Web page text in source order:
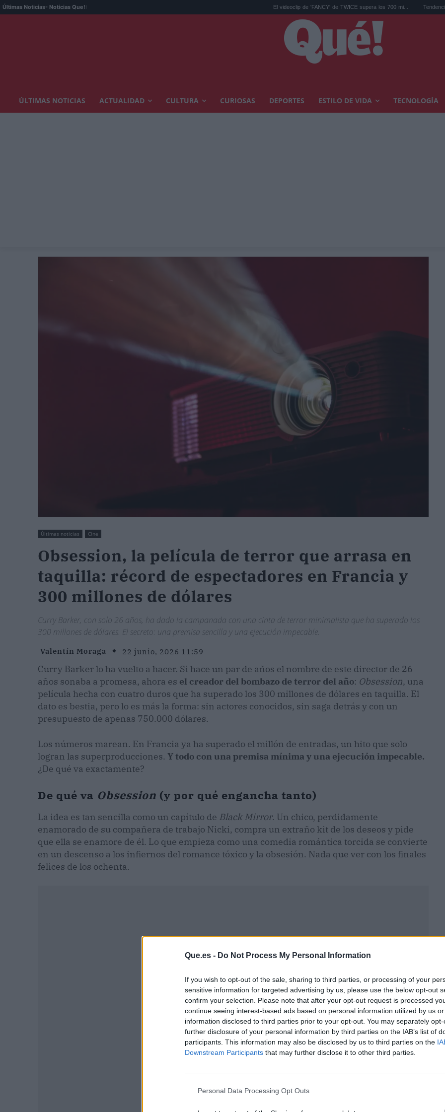
Que.es - Do Not Process My Personal Information
If you wish to opt-out of the sale, sharing to third parties, or processing of your
sensitive information for targeted advertising by us, please use the below opt-out
confirm your selection. Please note that after your opt-out request is processed
continue seeing interest-based ads based on personal information utilized by us
information disclosed to third parties prior to your opt-out. You may separately
further disclosure of your personal information by third parties on the IAB’s list of
participants. This information may also be disclosed by us to third parties on the
Downstream Participants that may further disclose it to other third parties.
Personal Data Processing Opt Outs
Últimas Noticias- Noticias Que!: El videoclip de 'FANCY' de TWICE supera los 700 mi... Tendencias
ÚLTIMAS NOTICIAS ACTUALIDAD CULTURA CURIOSAS DEPORTES ESTILO DE VIDA TECNOLOGÍA
Últimas noticias Cine
Obsession, la película de terror que arrasa en
taquilla: récord de espectadores en Francia y
300 millones de dólares
Curry Barker, con solo 26 años, ha dado la campanada con una cinta de terror minimalista que ha superado los
300 millones de dólares. El secreto: una premisa sencilla y una ejecución impecable.
Valentín Moraga 22 junio, 2026 11:59
Curry Barker lo ha vuelto a hacer. Si hace un par de años el nombre de este director de 26
años sonaba a promesa, ahora es el creador del bombazo de terror del año: Obsession, una
película hecha con cuatro duros que ha superado los 300 millones de dólares en taquilla. El
dato es bestia, pero lo es más la forma: sin actores conocidos, sin saga detrás y con un
presupuesto de apenas 750.000 dólares.
Los números marean. En Francia ya ha superado el millón de entradas, un hito que solo
logran las superproducciones. Y todo con una premisa mínima y una ejecución impecable.
¿De qué va exactamente?
De qué va Obsession (y por qué engancha tanto)
La idea es tan sencilla como un capítulo de Black Mirror. Un chico, perdidamente
enamorado de su compañera de trabajo Nicki, compra un extraño kit de los deseos y pide
que ella se enamore de él. Lo que empieza como una comedia romántica torcida se convierte
en un descenso a los infiernos del romance tóxico y la obsesión. Nada que ver con los finales
felices de los ochenta.
Publicidad